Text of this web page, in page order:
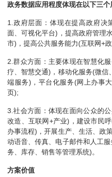
政务数据应用程度体现在以下三个
1.政府层面：体现在提高政府决
面、可视化平台)，提高政府管理
市)，提高公共服务能力(互联网+
2.群众方面：主要体现在智慧化
疗、智慧交通)，移动化服务(微
端服务)，平台化服务(网上办事
页);
3.社会方面：体现在面向公众的
改造、互联网+产业)，建设市民
办事流程)，开展生产、生活、政
动语音、传真、电子邮件和人工
务、库存、销售等管理系统)。
方案价值